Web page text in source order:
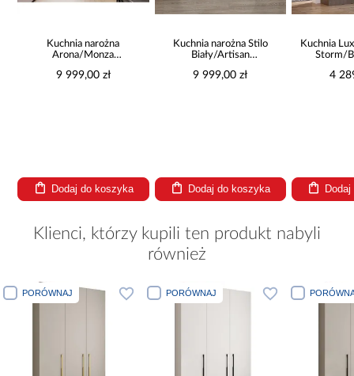
Kuchnia narożna
Arona/Monza
9 999,00 zł
Dodaj do koszyka
Kuchnia narożna Stilo
Biały/Artisan
9 999,00 zł
Dodaj do koszyka
Kuchnia
Storm/
4
Klienci, którzy kupili ten produkt nabyli
również
PORÓWNAJ PORÓWNAJ